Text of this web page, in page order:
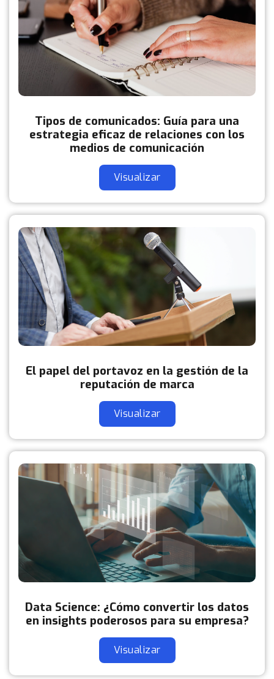
Tipos de comunicados: Guía para una
estrategia eficaz de relaciones con los
medios de comunicación
Visualizar
El papel del portavoz en la gestión de la
reputación de marca
Visualizar
Data Science: ¿Cómo convertir los datos
en insights poderosos para su empresa?
Visualizar